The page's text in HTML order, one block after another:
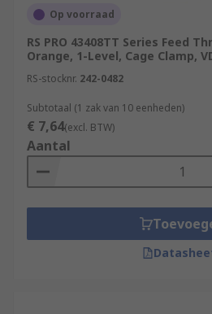
Op voorraad
RS PRO 43408TT Series Feed
Orange, 1-Level, Cage Clamp,
RS-stocknr. 242-0482
Subtotaal (1 zak van 10 eenheden)
€ 7,64(excl. BTW)
Aantal